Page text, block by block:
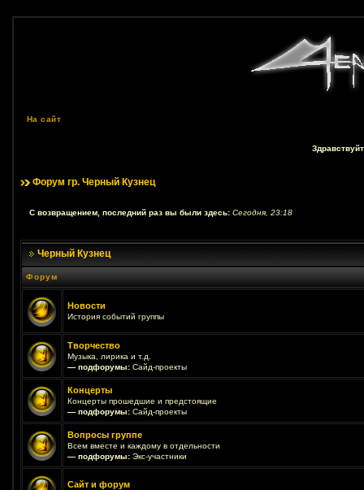
На сайт
Форум гр. Черный Кузнец
С возвращением, последний раз вы были здесь: Сегодня, 23:18
Черный Кузнец
Форум
Новости
История событий группы
Творчество
Музыка, лирика и т.д.
— подфорумы: Сайд-проекты
Концерты
Концерты прошедшие и предстоящие
— подфорумы: Сайд-проекты
Вопросы группе
Всем вместе и каждому в отдельности
— подфорумы: Экс-участники
Сайт и форум